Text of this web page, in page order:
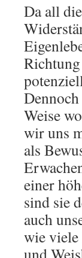
Da all
Weise
wir uns
als
einer
sind sie
auch
wie viele
und